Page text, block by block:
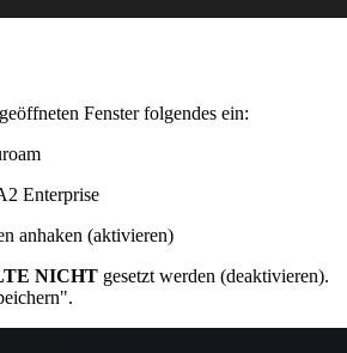
Fenster folgendes ein:
Enterprise
anhaken (aktivieren)
NICHT gesetzt werden (deaktivieren).